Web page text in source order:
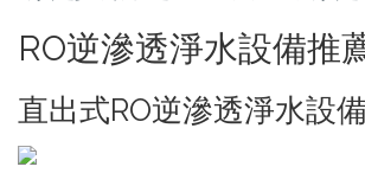
RO逆滲透淨水設備推
直出式RO逆滲透淨水設